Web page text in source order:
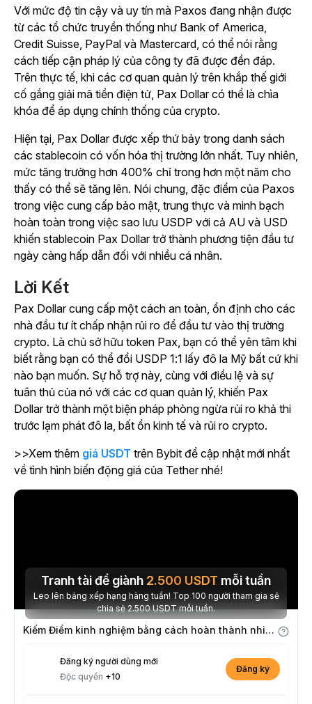
Với mức độ tin cậy và uy tín mà Paxos đang nhận được
từ các tổ chức truyền thống như Bank of America,
Credit Suisse, PayPal và Mastercard, có thể nói rằng
cách tiếp cận pháp lý của công ty đã được đền đáp.
Trên thực tế, khi các cơ quan quản lý trên khắp thế giới
cố gắng giải mã tiền điện tử, Pax Dollar có thể là chìa
khóa để áp dụng chính thống của crypto.
Hiện tại, Pax Dollar được xếp thứ bảy trong danh sách
các stablecoin có vốn hóa thị trường lớn nhất. Tuy nhiên,
mức tăng trưởng hơn 400% chỉ trong hơn một năm cho
thấy có thể sẽ tăng lên. Nói chung, đặc điểm của Paxos
trong việc cung cấp bảo mật, trung thực và minh bạch
hoàn toàn trong việc sao lưu USDP với cả AU và USD
khiến stablecoin Pax Dollar trở thành phương tiện đầu tư
ngày càng hấp dẫn đối với nhiều cá nhân.
Lời Kết
Pax Dollar cung cấp một cách an toàn, ổn định cho các
nhà đầu tư ít chấp nhận rủi ro để đầu tư vào thị trường
crypto. Là chủ sở hữu token Pax, bạn có thể yên tâm khi
biết rằng bạn có thể đổi USDP 1:1 lấy đô la Mỹ bất cứ khi
nào bạn muốn. Sự hỗ trợ này, cùng với điều lệ và sự
tuân thủ của nó với các cơ quan quản lý, khiến Pax
Dollar trở thành một biện pháp phòng ngừa rủi ro khả thi
trước lạm phát đô la, bất ổn kinh tế và rủi ro crypto.
>>Xem thêm giá USDT trên Bybit để cập nhật mới nhất
về tình hình biến động giá của Tether nhé!
Tranh tài để giành 2.500 USDT mỗi tuần
Leo lên bảng xếp hạng hàng tuần! Top 100 người tham gia sẽ
chia sẻ 2.500 USDT mỗi tuần.
Kiếm Điểm kinh nghiệm bằng cách hoàn thành nhiệm vụ
Đăng ký người dùng mới
Độc quyền +10
Đăng ký